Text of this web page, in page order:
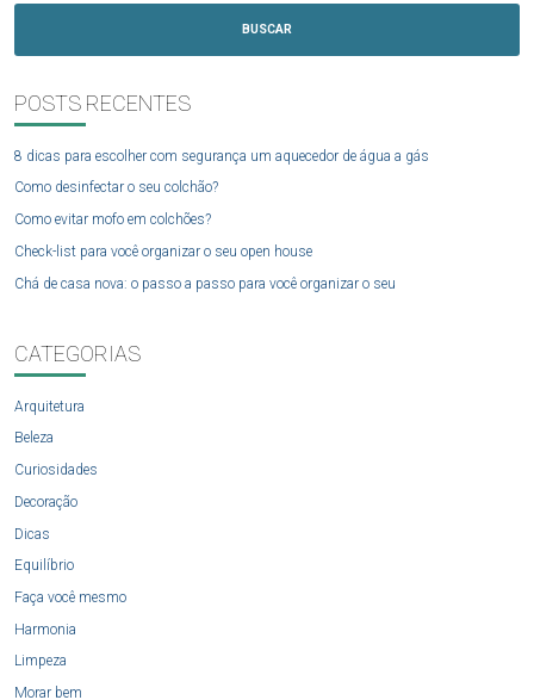
BUSCAR
POSTS RECENTES
8 dicas para escolher com segurança um aquecedor de água a gás
Como desinfectar o seu colchão?
Como evitar mofo em colchões?
Check-list para você organizar o seu open house
Chá de casa nova: o passo a passo para você organizar o seu
CATEGORIAS
Arquitetura
Beleza
Curiosidades
Decoração
Dicas
Equilíbrio
Faça você mesmo
Harmonia
Limpeza
Morar bem